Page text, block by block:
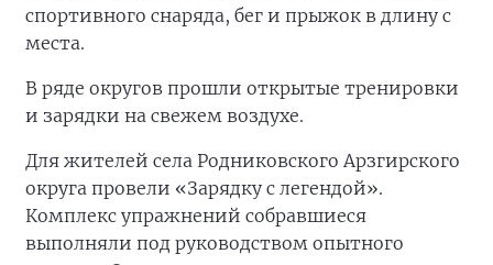
спортивного снаряда, бег и прыжок в длину с
места.
В ряде округов прошли открытые тренировки
и зарядки на свежем воздухе.
Для жителей села Родниковского Арзгирского
округа провели «Зарядку с легендой».
Комплекс упражнений собравшиеся
выполняли под руководством опытного